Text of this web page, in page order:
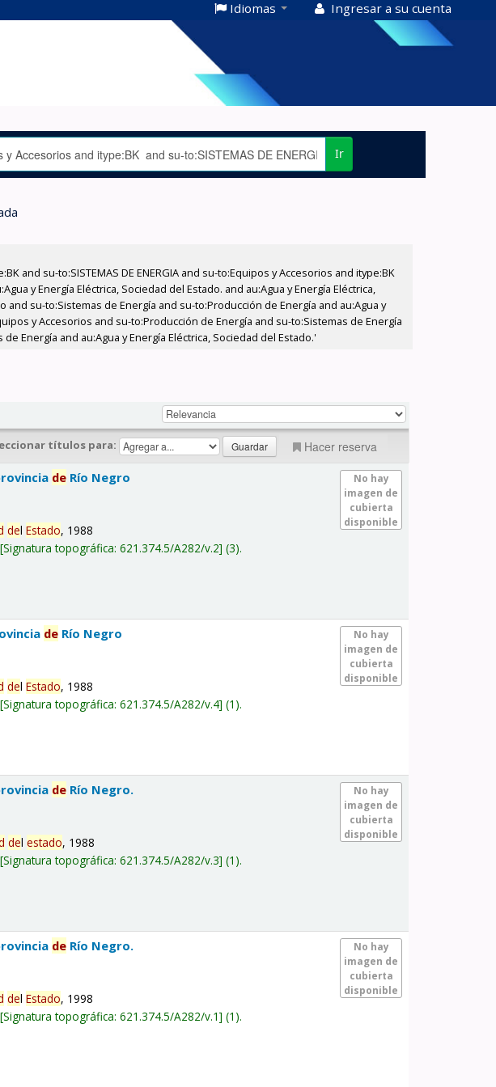
Idiomas Ingresar a su cuenta
Ir
and su-to:SISTEMAS DE ENERGIA and su-to:Equipos y Accesorios and itype:BK
y Energía Eléctrica, Sociedad del Estado. and au:Agua y Energía Eléctrica,
su-to:Sistemas de Energía and su-to:Producción de Energía and au:Agua y
y Accesorios and su-to:Producción de Energía and su-to:Sistemas de Energía
Energía and au:Agua y Energía Eléctrica, Sociedad del Estado.'
títulos para: Hacer reserva
No hay
imagen de
cubierta
disponible
de Río Negro
delEstado, 1988
Signatura topográfica:621.374.5/A282/v.2 (3).
No hay
imagen de
cubierta
disponible
de Río Negro
delEstado, 1988
Signatura topográfica:621.374.5/A282/v.4 (1).
No hay
imagen de
cubierta
disponible
de Río Negro.
delestado, 1988
Signatura topográfica:621.374.5/A282/v.3 (1).
No hay
imagen de
cubierta
disponible
de Río Negro.
delEstado, 1998
Signatura topográfica:621.374.5/A282/v.1 (1).